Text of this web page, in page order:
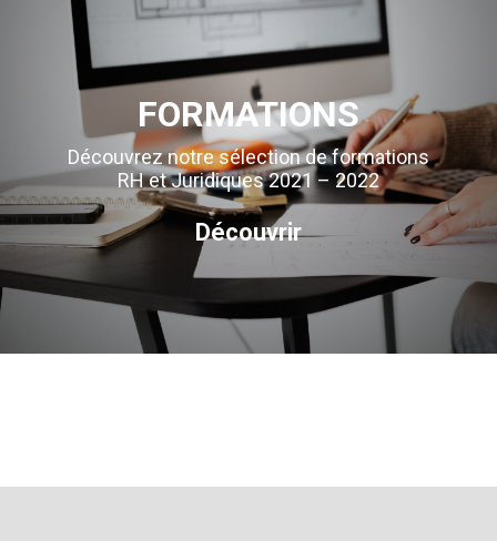
FORMATIONS
Découvrez notre sélection de formations
RH et Juridiques 2021 – 2022
Découvrir